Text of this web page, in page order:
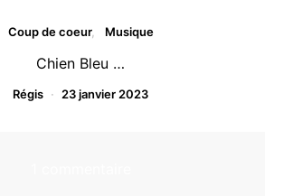
Coup de coeur Musique
Chien Bleu …
Régis 23 janvier 2023